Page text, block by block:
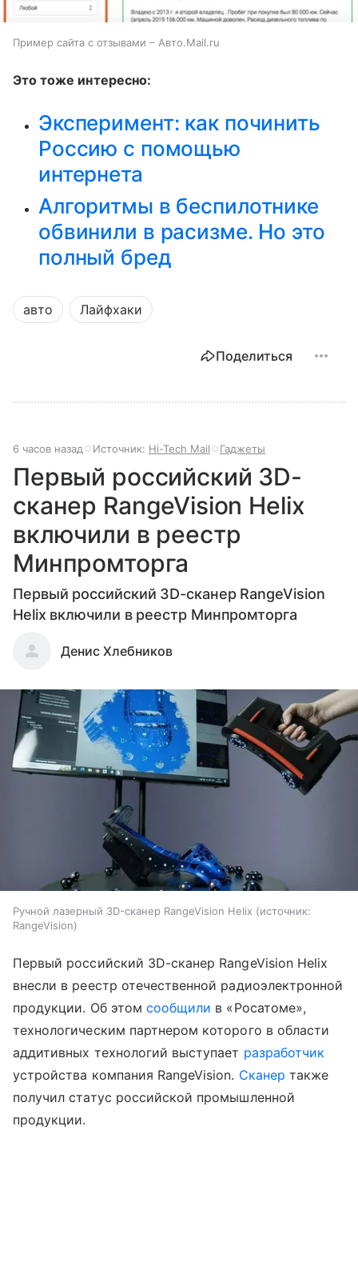
Пример сайта с отзывами – Авто.Mail.ru
Это тоже интересно:
Эксперимент: как починить
Россию с помощью
интернета
Алгоритмы в беспилотнике
обвинили в расизме. Но это
полный бред
авто Лайфхаки
Поделиться
6 часов назад Источник: Hi-Tech Mail Гаджеты
Первый российский 3D-
сканер RangeVision Helix
включили в реестр
Минпромторга
Первый российский 3D-сканер RangeVision
Helix включили в реестр Минпромторга
Денис Хлебников
Ручной лазерный 3D-сканер RangeVision Helix
источник:
RangeVision
Первый российский 3D-сканер RangeVision Helix
внесли в реестр отечественной радиоэлектронной
продукции. Об этом сообщили в «Росатоме»,
технологическим партнером которого в области
аддитивных технологий выступает разработчик
устройства компания RangeVision. Сканер также
получил статус российской промышленной
продукции.